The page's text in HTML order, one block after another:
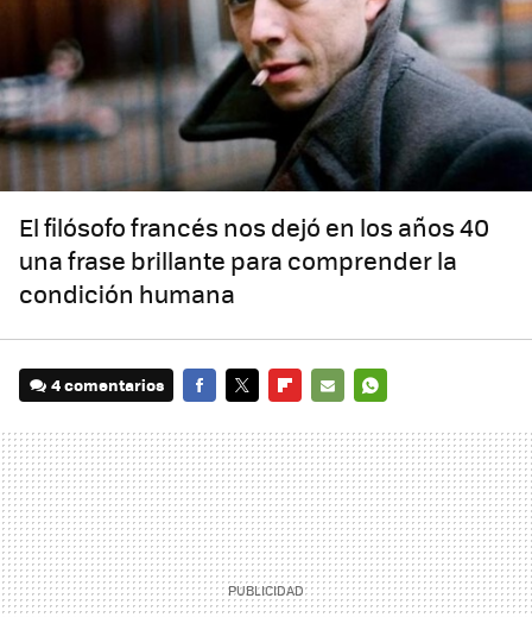
El filósofo francés nos dejó en los años 40
una frase brillante para comprender la
condición humana
4 comentarios
MAIL